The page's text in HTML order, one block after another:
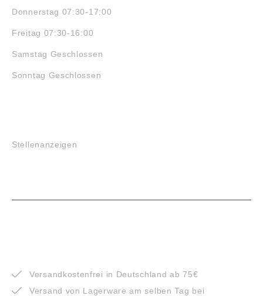
Donnerstag 07:30-17:00
Freitag 07:30-16:00
Samstag Geschlossen
Sonntag Geschlossen
Stellenanzeigen
Versandkostenfrei in Deutschland ab 75€
Versand von Lagerware am selben Tag bei